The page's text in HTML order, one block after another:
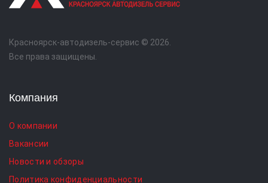
Красноярск-автодизель-сервис © 2026.
Все права защищены.
Компания
О компании
Вакансии
Новости и обзоры
Политика конфиденциальности